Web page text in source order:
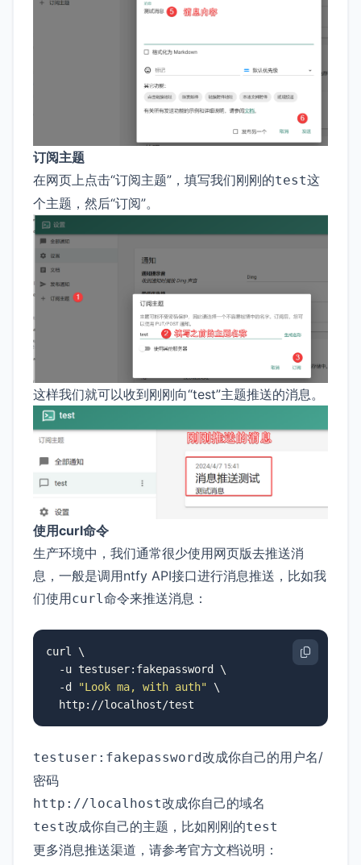
订阅主题
在网页上点击“订阅主题”，填写我们刚刚的test这
个主题，然后“订阅”。
这样我们就可以收到刚刚向“test”主题推送的消息。
使用curl命令
生产环境中，我们通常很少使用网页版去推送消
息，一般是调用ntfy API接口进行消息推送，比如我
们使用curl命令来推送消息：
curl \
  -u testuser:fakepassword \
  -d
"Look ma, with auth" \
  http://localhost/test
testuser:fakepassword改成你自己的用户名/
密码
http://localhost改成你自己的域名
test改成你自己的主题，比如刚刚的test
更多消息推送渠道，请参考官方文档说明：